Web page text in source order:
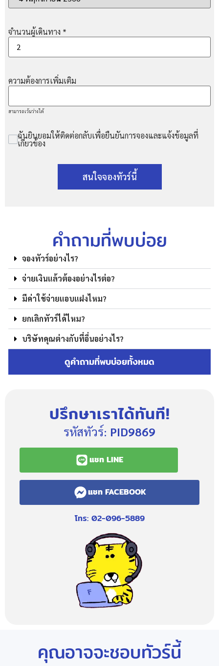
จำนวนผู้เดินทาง *
ความต้องการเพิ่มเติม
สามารถเว้นว่างได้
ฉันยินยอมให้ติดต่อกลับเพื่อยืนยันการจองและแจ้งข้อมูลที่
เกี่ยวข้อง
สนใจจองทัวร์นี้
คำถามที่พบบ่อย
จองทัวร์อย่างไร?
จ่ายเงินแล้วต้องอย่างไรต่อ?
มีค่าใช้จ่ายแอบแฝงไหม?
ยกเลิกทัวร์ได้ไหม?
บริษัทคุณต่างกับที่อื่นอย่างไร?
ดูคำถามที่พบบ่อยทั้งหมด
ปรึกษาเราได้ทันที!
รหัสทัวร์: PID9869
แชท LINE
แชท FACEBOOK
โทร: 02-096-5889
คุณอาจจะชอบทัวร์นี้